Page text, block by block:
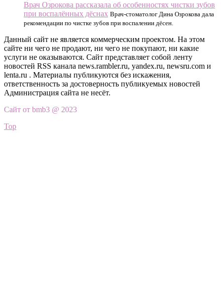
Врач Озрокова рассказала об особенностях чистки зубов
при воспалённых дёснах Врач-стоматолог Дина Озрокова дала
рекомендации по чистке зубов при воспалении дёсен.
Данный сайт не является коммерческим проектом. На этом
сайте ни чего не продают, ни чего не покупают, ни какие
услуги не оказываются. Сайт представляет собой ленту
новостей RSS канала news.rambler.ru, yandex.ru, newsru.com и
lenta.ru . Материалы публикуются без искажения,
ответственность за достоверность публикуемых новостей
Администрация сайта не несёт.
Сайт от bmb3 @ 2023
Top